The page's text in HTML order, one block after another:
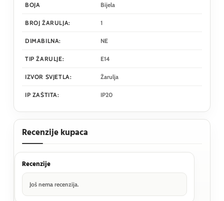
BOJA Bijela
BROJ ŽARULJA: 1
DIMABILNA: NE
TIP ŽARULJE: E14
IZVOR SVJETLA: Žarulja
IP ZAŠTITA: IP20
Recenzije kupaca
Recenzije
Još nema recenzija.